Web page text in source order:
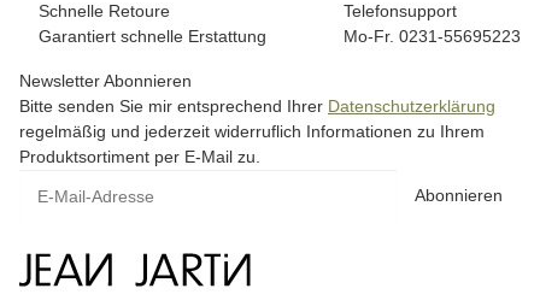
Schnelle Retoure
Garantiert schnelle Erstattung
Telefonsupport
Mo-Fr. 0231-55695223
Newsletter Abonnieren
Bitte senden Sie mir entsprechend Ihrer Datenschutzerklärung
regelmäßig und jederzeit widerruflich Informationen zu Ihrem
Produktsortiment per E-Mail zu.
Abonnieren